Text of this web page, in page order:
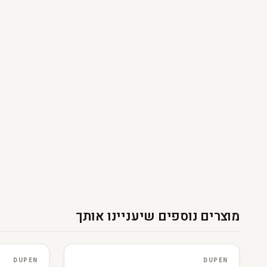
מוצרים נוספים שיעניינו אותך
3D · AR
DUPEN
DUPEN
3D · AR
DUPEN
DUPEN